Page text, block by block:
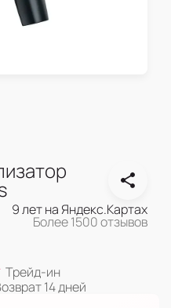
9 лет на Яндекс.Картах
Более 1500 отзывов
Трейд-ин
14 дней